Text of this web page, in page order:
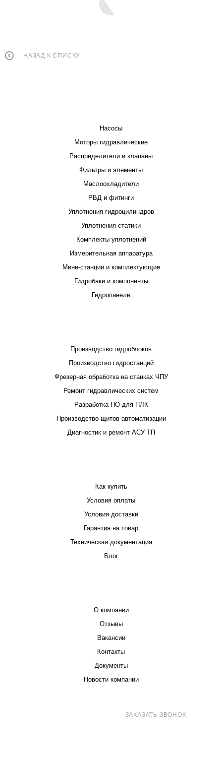
НАЗАД К СПИСКУ
Насосы
Моторы гидравлические
Распределители и клапаны
Фильтры и элементы
Маслоохладители
РВД и фитинги
Уплотнения гидроцилиндров
Уплотнения статики
Комплекты уплотнений
Измерительная аппаратура
Мини-станции и комплектующие
Гидробаки и компоненты
Гидропанели
Производство гидроблоков
Производство гидростанций
Фрезерная обработка на станках ЧПУ
Ремонт гидравлических систем
Разработка ПО для ПЛК
Производство щитов автоматизации
Диагностик и ремонт АСУ ТП
Как купить
Условия оплаты
Условия доставки
Гарантия на товар
Техническая документация
Блог
О компании
Отзывы
Вакансии
Контакты
Документы
Новости компании
ЗАКАЗАТЬ ЗВОНОК